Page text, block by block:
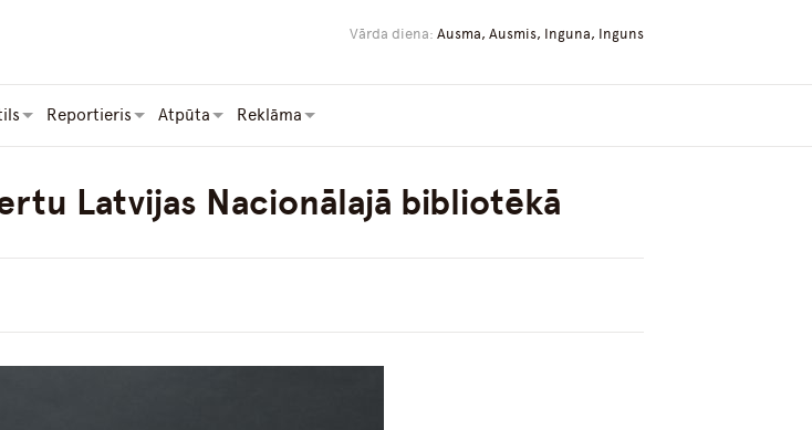
Vārda diena: Ausma, Ausmis, Inguna, Inguns
Reportieris Atpūta Reklāma
Latvijas Nacionālajā bibliotēkā